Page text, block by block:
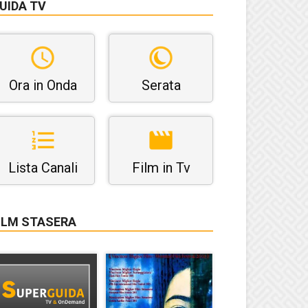
TV
Ora in Onda Serata
Lista Canali Film in Tv
STASERA